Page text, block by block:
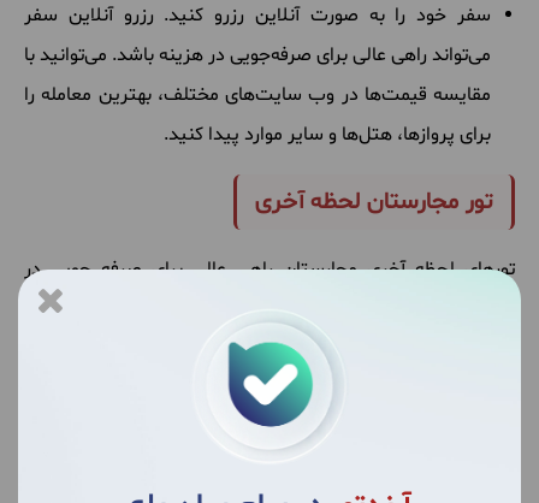
سفر خود را به صورت آنلاین رزرو کنید. رزرو آنلاین سفر
می‌تواند راهی عالی برای صرفه‌جویی در هزینه باشد. می‌توانید با
مقایسه قیمت‌ها در وب سایت‌های مختلف، بهترین معامله را
برای پروازها، هتل‌ها و سایر موارد پیدا کنید.
تور مجارستان لحظه آخری
تورهای لحظه آخری مجارستان راهی عالی برای صرفه جویی در
هزینه سفر به این کشور زیبا هستند. این تورها معمولاً چند روز یا
چند هفته قبل از حرکت با قیمت‌های بسیار تخفیف‌خورده ارائه
می‌شوند. دلایل مختلفی وجود دارد که آژانس‌های مسافرتی تورهای
لحظه آخری مجارستان را ارائه می‌دهند: